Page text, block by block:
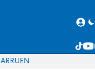
EN
RU
AR